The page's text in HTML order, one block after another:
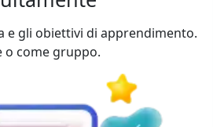
e gli obiettivi di apprendimento.
o come gruppo.